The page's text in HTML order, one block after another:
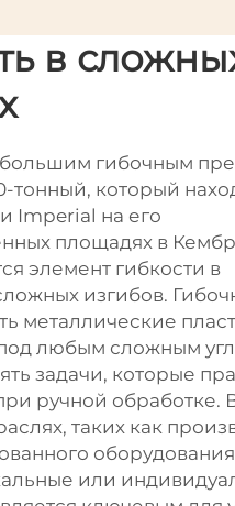
в
большим гибочным
тонный, который
Imperial на его
площадях в
элемент гибкости в
изгибов.
металлические
любым сложным
задачи, которые
ручной обработке.
таких как
или